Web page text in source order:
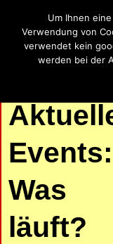
Events:
Was
läuft?
Um Ihnen
Verwendung von
verwendet kein
werden bei der